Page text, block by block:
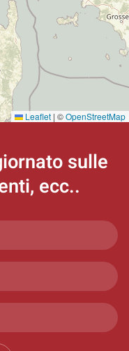
Leaflet | ©OpenStreetMap
sulle
ecc..